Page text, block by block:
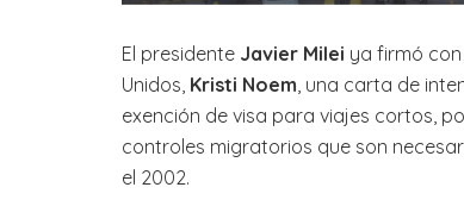
El presidente Javier Milei ya firmó
Unidos, Kristi Noem , una carta de
exención de visa para viajes cortos,
controles migratorios que son
el 2002.